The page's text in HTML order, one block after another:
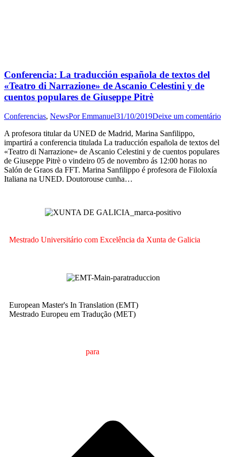
Conferencia: La traducción española de textos del
«Teatro di Narrazione» de Ascanio Celestini y de
cuentos populares de Giuseppe Pitrè
Conferencias, NewsPorEmmanuel31/10/2019Deixe um comentário
A profesora titular da UNED de Madrid, Marina Sanfilippo,
impartirá a conferencia titulada La traducción española de textos del
«Teatro di Narrazione» de Ascanio Celestini y de cuentos populares
de Giuseppe Pitrè o vindeiro 05 de novembro ás 12:00 horas no
Salón de Graos da FFT. Marina Sanfilippo é profesora de Filoloxía
Italiana na UNED. Doutorouse cunha…
Mestrado Universitário com Excelência da Xunta de Galicia
European Master's In Translation (EMT)
Mestrado Europeu em Tradução (MET)
para